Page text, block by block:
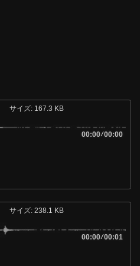
サイズ: 167.3 KB
00:00/00:00
サイズ: 238.1 KB
00:00/00:01